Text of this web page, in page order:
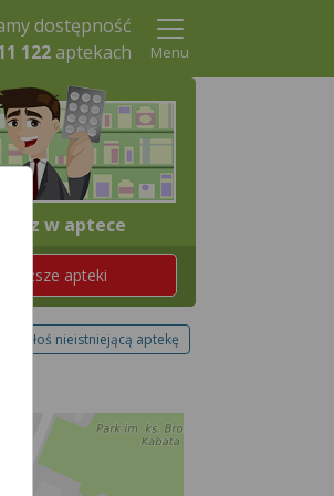
dostępność
122aptekach Menu
w aptece
apteki
Zgłoś nieistniejącą aptekę